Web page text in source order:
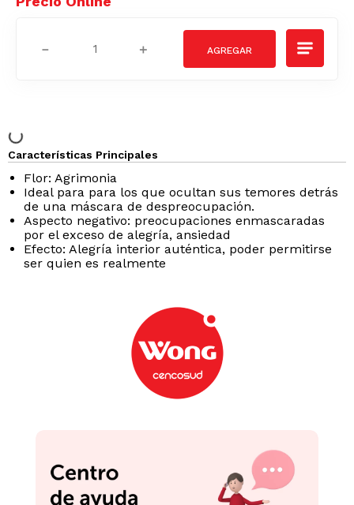
＋
－
Características Principales
Flor: Agrimonia
Ideal para para los que ocultan sus temores detrás
de una máscara de despreocupación.
Aspecto negativo: preocupaciones enmascaradas
por el exceso de alegría, ansiedad
Efecto: Alegría interior auténtica, poder permitirse
ser quien es realmente